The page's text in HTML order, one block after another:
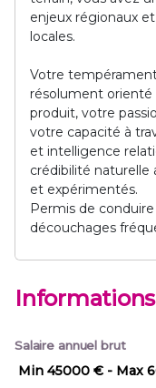
enjeux régionaux
locales.
Votre
résolument orienté
produit, votre
votre capacité à
et intelligence
crédibilité naturelle
et expérimentés.
Permis de
découchages
Salaire annuel brut
Min 45000 € - Max